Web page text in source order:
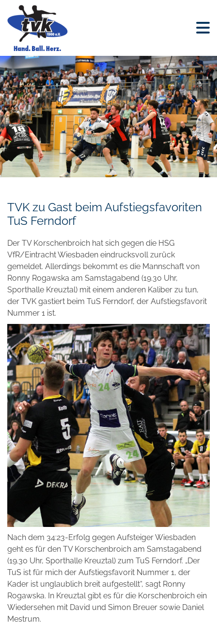
TVK zu Gast beim Aufstiegsfavoriten
TuS Ferndorf
Der TV Korschenbroich hat sich gegen die HSG
VfR/Eintracht Wiesbaden eindrucksvoll zurück
gemeldet. Allerdings bekommt es die Mannschaft von
Ronny Rogawska am Samstagabend (19.30 Uhr,
Sporthalle Kreuztal) mit einem anderen Kaliber zu tun,
der TVK gastiert beim TuS Ferndorf, der Aufstiegsfavorit
Nummer 1 ist.
Nach dem 34:23-Erfolg gegen Aufsteiger Wiesbaden
geht es für den TV Korschenbroich am Samstagabend
(19.30 Uhr, Sporthalle Kreuztal) zum TuS Ferndorf. „Der
TuS ist für mich der Aufstiegsfavorit Nummer 1, der
Kader ist unglaublich breit aufgestellt“, sagt Ronny
Rogawska. In Kreuztal gibt es für die Korschenbroich ein
Wiedersehen mit David und Simon Breuer sowie Daniel
Mestrum.